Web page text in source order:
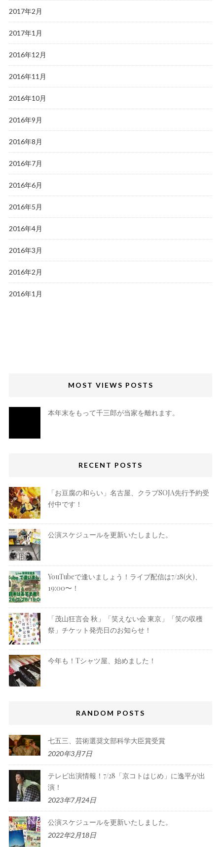
2017年2月
2017年1月
2016年12月
2016年11月
2016年10月
2016年9月
2016年8月
2016年7月
2016年6月
2016年5月
2016年4月
2016年3月
2016年2月
2016年1月
MOST VIEWS POSTS
本年末をもって千三郎が当家を離れます。
RECENT POSTS
「お豆腐の和らい」名古屋、クラブSOJA先行予約受
付中です！
公演スケジュールを更新いたしました。
YouTubeで逢いましょう！ライブ配信は7/28(火)、
19:00〜！
「茂山狂言会 秋」「笑えない会 東京」「笑の収穫
祭」チケット発売日のお知らせ！
今年も！Tシャツ屋、始めました！
RANDOM POSTS
七五三、芸術選奨文部科学大臣賞受賞
2020年3月7日
テレビ出演情報！7/28「京コトはじめ」に逸平が出
演！
2023年7月24日
公演スケジュールを更新いたしました。
2022年2月18日